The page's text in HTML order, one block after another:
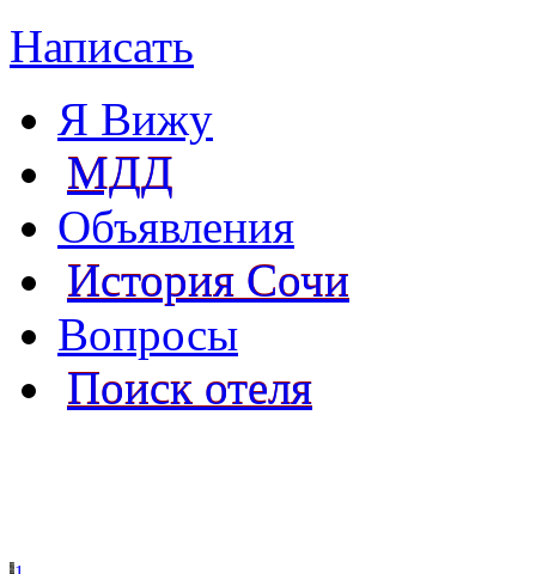
Написать
Я Вижу
МДД
Объявления
История Сочи
Вопросы
Поиск отеля